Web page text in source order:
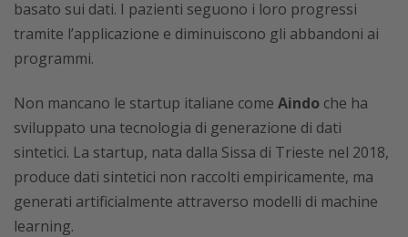
basato sui dati. I pazienti seguono i loro progressi
tramite l’applicazione e diminuiscono gli abbandoni ai
programmi.
Non mancano le startup italiane come Aindo che ha
sviluppato una tecnologia di generazione di dati
sintetici. La startup, nata dalla Sissa di Trieste nel 2018,
produce dati sintetici non raccolti empiricamente, ma
generati artificialmente attraverso modelli di machine
learning.